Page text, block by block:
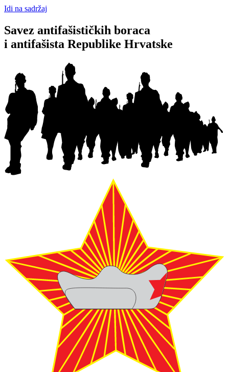
Idi na sadržaj
Savez antifašističkih boraca
i antifašista Republike Hrvatske